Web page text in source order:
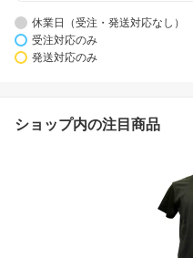
休業日（受注・発送対応なし）
受注対応のみ
発送対応のみ
ショップ内の注目商品